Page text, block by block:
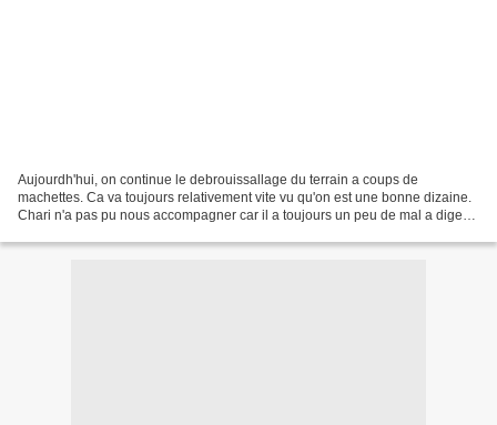
Aujourdh'hui, on continue le debrouissallage du terrain a coups de
machettes. Ca va toujours relativement vite vu qu'on est une bonne dizaine.
Chari n'a pas pu nous accompagner car il a toujours un peu de mal a digerer